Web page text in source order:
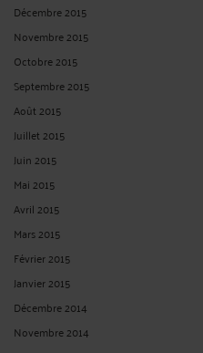
Décembre 2015
Novembre 2015
Octobre 2015
Septembre 2015
Août 2015
Juillet 2015
Juin 2015
Mai 2015
Avril 2015
Mars 2015
Février 2015
Janvier 2015
Décembre 2014
Novembre 2014